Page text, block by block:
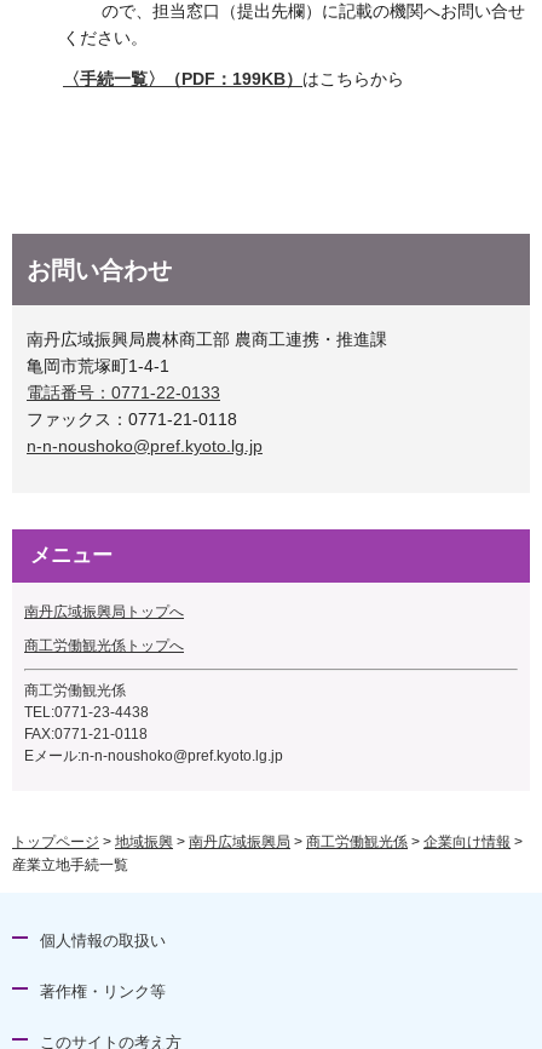
ので、担当窓口（提出先欄）に記載の機関へお問い合せ
ください。
〈手続一覧〉（PDF：199KB） はこちらから
お問い合わせ
南丹広域振興局農林商工部 農商工連携・推進課
亀岡市荒塚町1-4-1
電話番号：0771-22-0133
ファックス：0771-21-0118
n-n-noushoko@pref.kyoto.lg.jp
メニュー
南丹広域振興局トップへ
商工労働観光係トップへ
商工労働観光係
TEL:0771-23-4438
FAX:0771-21-0118
Eメール:n-n-noushoko@pref.kyoto.lg.jp
トップページ > 地域振興 > 南丹広域振興局 > 商工労働観光係 > 企業向け情報 >
産業立地手続一覧
個人情報の取扱い
著作権・リンク等
このサイトの考え方